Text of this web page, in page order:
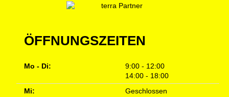
ÖFFNUNGSZEITEN
Mo - Di:
9:00 - 12:00
14:00 - 18:00
Mi:
Geschlossen